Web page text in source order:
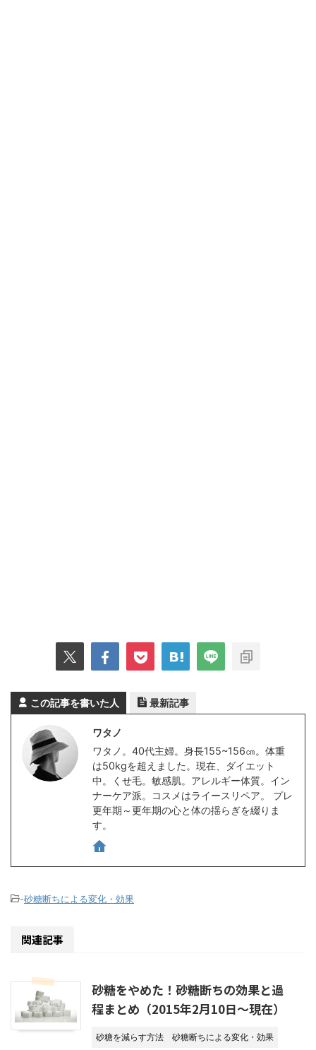
この記事を書いた人 最新記事
ワタノ
ワタノ。40代主婦。身長155~156㎝。体重
は50kgを超えました。現在、ダイエット
中。くせ毛。敏感肌。アレルギー体質。イン
ナーケア派。コスメはライースリペア。 プレ
更年期～更年期の心と体の揺らぎを綴りま
す。
-砂糖断ちによる変化・効果
関連記事
砂糖をやめた！砂糖断ちの効果と過
程まとめ（2015年2月10日～現在）
砂糖を減らす方法 砂糖断ちによる変化・効果